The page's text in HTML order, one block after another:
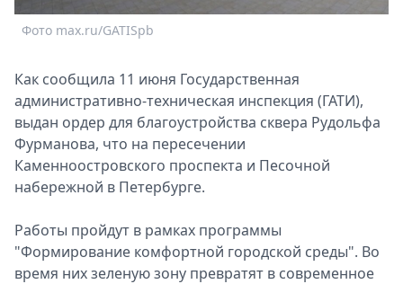
Скачай
Metro
Фото max.ru/GATISpb
Как сообщила 11 июня Государственная
административно-техническая инспекция (ГАТИ),
выдан ордер для благоустройства сквера Рудольфа
Фурманова, что на пересечении
Каменноостровского проспекта и Песочной
набережной в Петербурге.
Работы пройдут в рамках программы
"Формирование комфортной городской среды". Во
время них зеленую зону превратят в современное